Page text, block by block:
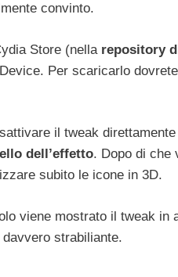
convinto.
Store (nella repository
Per scaricarlo
il tweak
dell’effetto. Dopo di che
subito le icone in 3D.
viene mostrato il tweak in
strabiliante.